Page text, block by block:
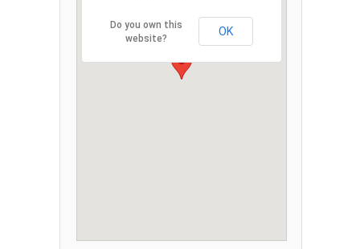
Do you own this
website?
OK